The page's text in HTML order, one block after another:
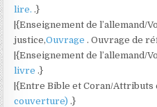
lire..}
|{Enseignement de l’allemand/
justice,Ouvrage. Ouvrage de
|{Enseignement de l’allemand/
livre.}
|{Entre Bible et Coran/Attributs
couverture).}